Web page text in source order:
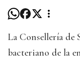
La Consellería de
bacteriano de la